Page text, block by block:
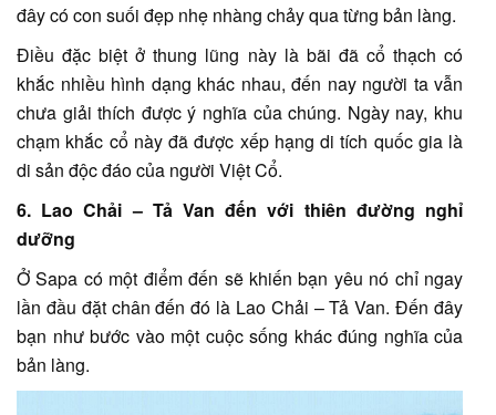
đây có con suối đẹp nhẹ nhàng chảy qua từng bản làng.
Điều đặc biệt ở thung lũng này là bãi đã cổ thạch có
khắc nhiều hình dạng khác nhau, đến nay người ta vẫn
chưa giải thích được ý nghĩa của chúng. Ngày nay, khu
chạm khắc cổ này đã được xếp hạng di tích quốc gia là
di sản độc đáo của người Việt Cổ.
6. Lao Chải – Tả Van đến với thiên đường nghỉ
dưỡng
Ở Sapa có một điểm đến sẽ khiến bạn yêu nó chỉ ngay
lần đầu đặt chân đến đó là Lao Chải – Tả Van. Đến đây
bạn như bước vào một cuộc sống khác đúng nghĩa của
bản làng.